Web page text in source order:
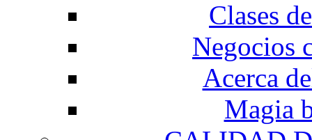
Clases
Negocios
Acerca
Magia